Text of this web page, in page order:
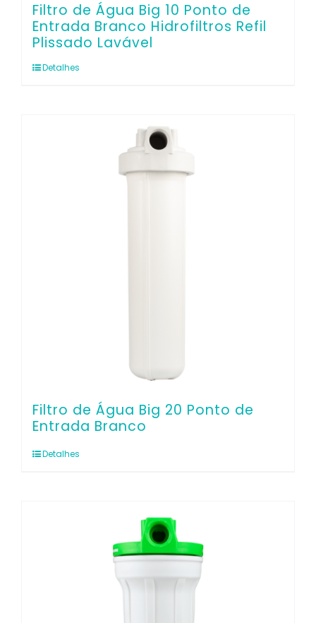
Filtro de Água Big 10 Ponto de
Entrada Branco Hidrofiltros Refil
Plissado Lavável
Detalhes
Filtro de Água Big 20 Ponto de
Entrada Branco
Detalhes